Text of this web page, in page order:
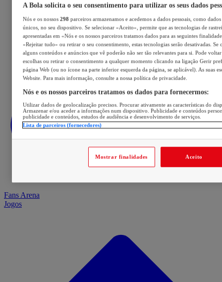
Fans Arena
Jogos
A Bola solicita o seu consentimento para utilizar os seus dados
Nós e os nossos 298 parceiros armazenamos e acedemos a dados pessoais, como
únicos, no seu dispositivo. Se selecionar «Aceito», permite que as tecnologias de
apresentadas em «Nós e os nossos parceiros tratamos dados para as seguintes
«Rejeitar tudo» ou retirar o seu consentimento, estas tecnologias serão desativadas. Se
alguns conteúdos e anúncios que vê poderão não ser tão relevantes para si. Pode voltar
escolhas ou retirar o consentimento a qualquer momento clicando na ligação Gerir
página Web (ou no ícone na parte inferior esquerda da página, se aplicável). As suas
Website. Para mais informação, consulte a nossa política de privacidade.
Nós e os nossos parceiros tratamos os dados para fornecermos:
Utilizar dados de geolocalização precisos. Procurar ativamente as características do
Armazenar e/ou aceder a informações num dispositivo. Publicidade e conteúdos
publicidade e conteúdos, estudos de audiência e desenvolvimento de serviços.
Lista de parceiros (fornecedores)
Mostrar finalidades Aceito